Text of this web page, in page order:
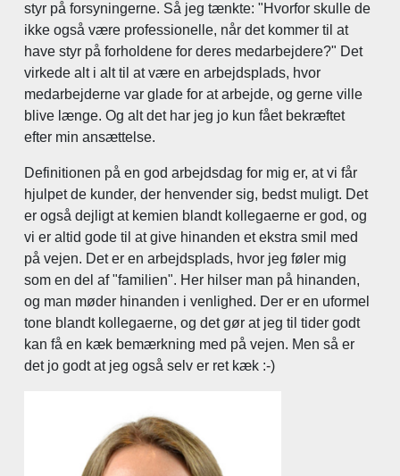
styr på forsyningerne. Så jeg tænkte: "Hvorfor skulle de
ikke også være professionelle, når det kommer til at
have styr på forholdene for deres medarbejdere?" Det
virkede alt i alt til at være en arbejdsplads, hvor
medarbejderne var glade for at arbejde, og gerne ville
blive længe. Og alt det har jeg jo kun fået bekræftet
efter min ansættelse.
Definitionen på en god arbejdsdag for mig er, at vi får
hjulpet de kunder, der henvender sig, bedst muligt. Det
er også dejligt at kemien blandt kollegaerne er god, og
vi er altid gode til at give hinanden et ekstra smil med
på vejen. Det er en arbejdsplads, hvor jeg føler mig
som en del af "familien". Her hilser man på hinanden,
og man møder hinanden i venlighed. Der er en uformel
tone blandt kollegaerne, og det gør at jeg til tider godt
kan få en kæk bemærkning med på vejen. Men så er
det jo godt at jeg også selv er ret kæk :-)